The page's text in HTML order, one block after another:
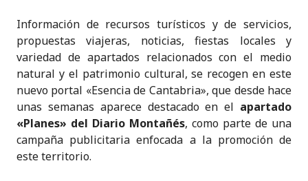
Información de recursos turísticos y de servicios,
propuestas viajeras, noticias, fiestas locales y
variedad de apartados relacionados con el medio
natural y el patrimonio cultural, se recogen en este
nuevo portal «Esencia de Cantabria», que desde hace
unas semanas aparece destacado en el apartado
«Planes» del Diario Montañés, como parte de una
campaña publicitaria enfocada a la promoción de
este territorio.